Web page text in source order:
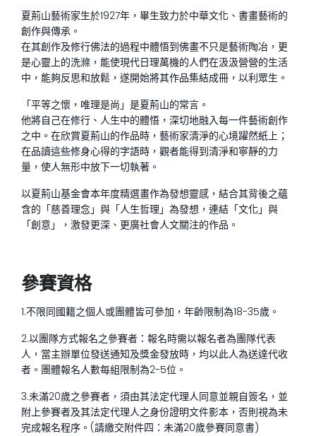
夏荊山藝術家生於1927年，畢生致力於中華文化、書畫藝術的
創作與傳承。
在其創作及修行佛法的過程中體悟到佛畫不只是藝術陶冶，更
是心靈上的洗滌，能使現代日理萬機的人們在汲汲營營的生活
中，能夠反思和放鬆，遂開始將其作品集結成冊，以利眾生。
「平等之懷，唯理是尚」是夏荊山的常言。
他將自己在修行、人生中的體悟，深切地融入每一件藝術創作
之中。在欣賞夏荊山的作品時，藝術家清淨的心境躍然紙上；
在品讀這些修身心得的字語時，觀者能得到清淨和寧靜的力
量，使人無形中放下一切執著。
以夏荊山基金會本年度精選畫作為發想靈感，結合其背後之蘊
含的「慈善理念」與「人生哲理」為發想，連結「文化」與
「創意」，激發更深、更廣社會人文關注的作品。
參賽資格
1.不限同國籍之個人或團體皆可參加，年齡限制為18-35歲。
2.以團隊方式報名之參賽者：報名時需以報名者為團隊代表
人，當主辦單位發送通知及獎金發放時，均以此人為送達代收
者。團體報名人數每組限制為2-5位。
3.未滿20歲之參賽者，須由其法定代理人同意並親自簽名，並
附上參賽者及其法定代理人之身份證明文件影本，否則視為未
完成報名程序。(請繳交附件四：未滿20歲參賽同意書)